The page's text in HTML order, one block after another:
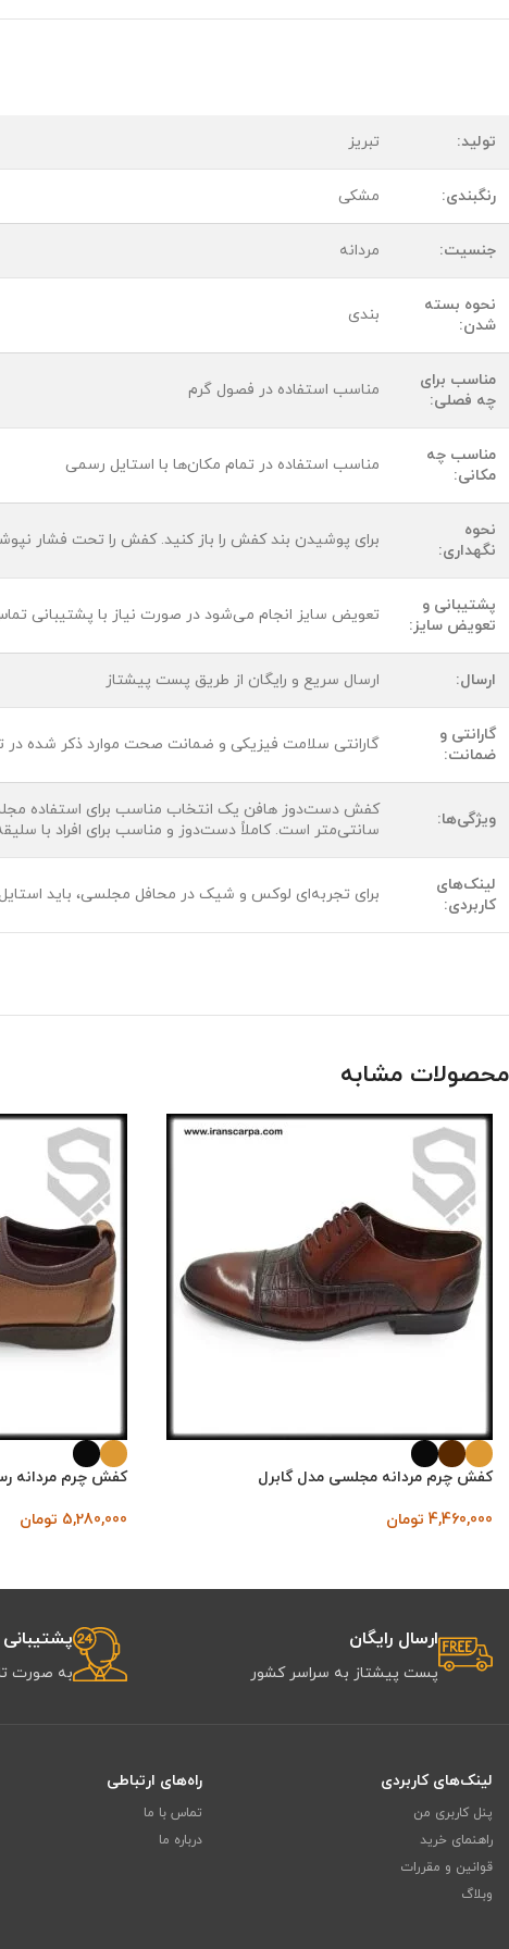
تولید: تبریز
رنگبندی: مشکی
جنسیت: مردانه
نحوه بسته
شدن:
بندی
مناسب برای
چه فصلی:
مناسب استفاده در فصول گرم
مناسب چه
مکانی:
مناسب استفاده در تمام مکان‌ها با استایل رسمی
نحوه
نگهداری:
برای پوشیدن بند کفش را باز کنید. کفش را تحت فشار
پشتیبانی و
تعویض سایز:
تعویض سایز انجام می‌شود در صورت نیاز با پشتیبانی
ارسال: ارسال سریع و رایگان از طریق پست پیشتاز
گارانتی و
ضمانت:
گارانتی سلامت فیزیکی و ضمانت صحت موارد ذکر شده
ویژگی‌ها:
کفش دست‌دوز هافن یک انتخاب مناسب برای استفاده
سانتی‌متر است. کاملاً دست‌دوز و مناسب برای افراد با
لینک‌های
کاربردی:
برای تجربه‌ای لوکس و شیک در محافل مجلسی، باید
محصولات مشابه
کفش چرم مردانه مجلسی مدل گابرل
4,460,000 تومان
کفش چرم مردانه
5,280,000 تومان
ارسال رایگان
پست پیشتاز به سراسر کشور
پشتیبانی 24/7
به صورت
لینک‌های کاربردی
پنل کاربری من
راهنمای خرید
قوانین و مقررات
وبلاگ
راه‌های ارتباطی
تماس با ما
درباره ما